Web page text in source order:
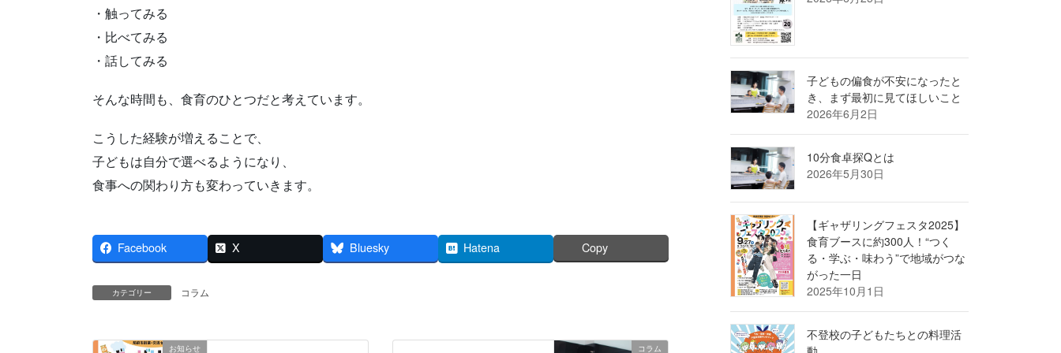
・触ってみる
・比べてみる
・話してみる
そんな時間も、食育のひとつだと考えています。
こうした経験が増えることで、
子どもは自分で選べるようになり、
食事への関わり方も変わっていきます。
Facebook X Bluesky Hatena Copy
カテゴリー コラム
お知らせ コラム
子どもの偏食が不安になったと
き、まず最初に見てほしいこと
2026年6月2日
10分食卓探Qとは
2026年5月30日
【ギャザリングフェスタ2025】
食育ブースに約300人！“つく
る・学ぶ・味わう”で地域がつな
がった一日
2025年10月1日
不登校の子どもたちとの料理活